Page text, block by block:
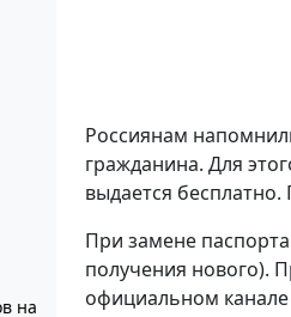
на
Россиянам
гражданина. Для
выдается
При замене
получения нового).
официальном канале